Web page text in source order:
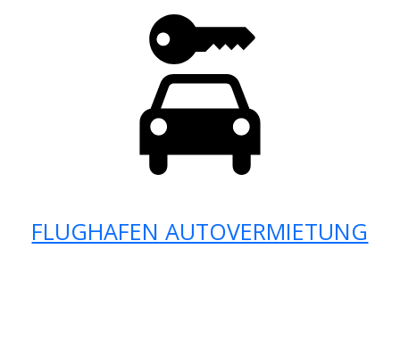
FLUGHAFEN AUTOVERMIETUNG